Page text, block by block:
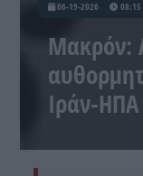
06-19-2026 08:15
Μακρόν:
Ιράν-ΗΠΑ